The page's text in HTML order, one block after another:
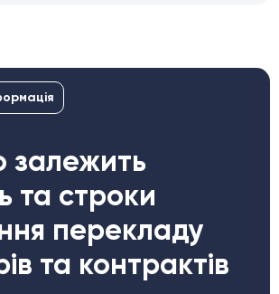
залежить
та строки
перекладу
та контрактів